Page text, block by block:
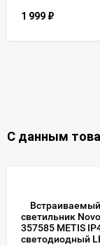
1 999 ₽
С данным
Встраиваемый
светильник
357585 METIS
светодиодный